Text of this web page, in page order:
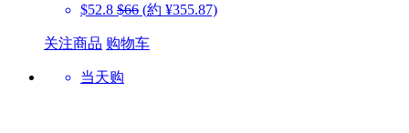
$52.8 $66 (約 ¥355.87)
关注商品 购物车
当天购